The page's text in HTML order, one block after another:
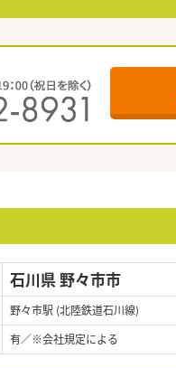
石川県 野々市市
野々市駅 (北陸鉄道石川線)
有／※会社規定による